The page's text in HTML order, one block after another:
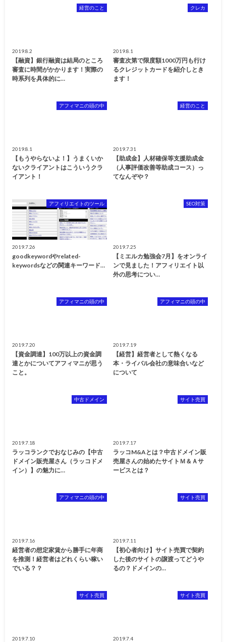
経営のこと
2019.8.2
【融資】銀行融資は結局のところ
審査に時間がかかります！実際の
時系列を具体的に…
クレカ
2019.8.1
審査次第で限度額1000万円も行け
るクレジットカードを紹介しとき
ます！
アフィマニの頭の中
2019.8.1
【もうやらないよ！】うまくいか
ないクライアントはこういうクラ
イアント！
経営のこと
2019.7.31
【助成金】人材確保等支援助成金
（人事評価改善等助成コース）っ
てなんぞや？
アフィリエイトのツール
2019.7.26
goodkeywordやrelated-
keywordsなどの関連キーワード…
SEO対策
2019.7.25
【ミエルカ勉強会7月】をオンライ
ンで見ました！アフィリエイト以
外の思考につい…
アフィマニの頭の中
2019.7.20
【資金調達】100万以上の資金調
達とかについてアフィマニが思う
こと。
アフィマニの頭の中
2019.7.19
【経営】経営者として熱くなる
本・ライバル会社の意味合いなど
について
中古ドメイン
2019.7.18
ラッコランクでおなじみの【中古
ドメイン販売屋さん（ラッコドメ
イン）】の魅力に…
サイト売買
2019.7.17
ラッコM&Aとは？中古ドメイン販
売屋さんの始めたサイトＭ＆Ａサ
ービスとは？
アフィマニの頭の中
2019.7.16
経営者の想定家賃から勝手に年商
を推測！経営者はどれくらい稼い
でいる？？
サイト売買
2019.7.11
【初心者向け】サイト売買で契約
した後のサイトの譲渡ってどうや
るの？ドメインの…
サイト売買
2019.7.10
サイト売買
2019.7.4